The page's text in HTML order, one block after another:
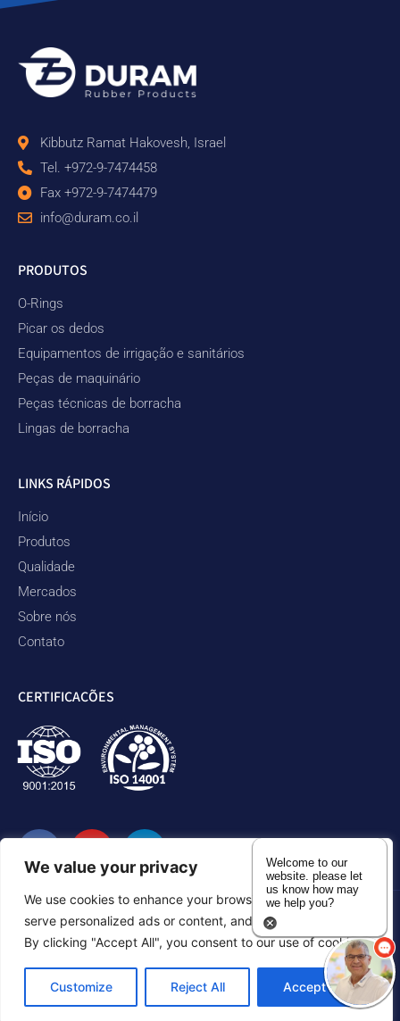
We value your privacy
We use cookies to enhance your browsing experience,
serve personalized ads or content, and analyze our traffic.
By clicking "Accept All", you consent to our use of cookies.
Customize Reject All Accept All
Kibbutz Ramat Hakovesh, Israel
Tel. +972-9-7474458
Fax +972-9-7474479
info@duram.co.il
PRODUTOS
O-Rings
Picar os dedos
Equipamentos de irrigação e sanitários
Peças de maquinário
Peças técnicas de borracha
Lingas de borracha
LINKS RÁPIDOS
Início
Produtos
Qualidade
Mercados
Sobre nós
Contato
CERTIFICAÇÕES
©2026 Duram Rubber Products. Todos os direitos reservados.
Política de privacidade Declaração de acessibilidade
Mapa do site
Welcome to our
website. please let
us know how may
we help you?